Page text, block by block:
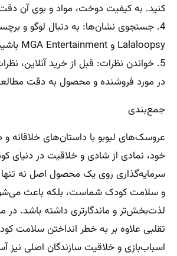
کنید. به کیفیت دوخت، مواد و بوی آن
4. جستجوی نشان‌ها: به دنبال لوگو و
Lalaloopsy و MGA Entertainment باشید.
5. خواندن نظرات: قبل از خرید آنلاین،
در مورد فروشنده و محصول به دقت
جمع‌بندی
عروسک‌های لبوبو با داستان‌های خلاقانه
خود، نمادی از شادی و خلاقیت در دنیای
سرمایه‌گذاری روی یک محصول اصل نه
و سلامت کودک شماست، بلکه باعث
لذت‌بخش‌تر و ماندگارتری داشته باشد. در
تقلبی علاوه بر به خطر انداختن سلامت
اسباب‌بازی و خلاقیت سازندگان اصلی نیز